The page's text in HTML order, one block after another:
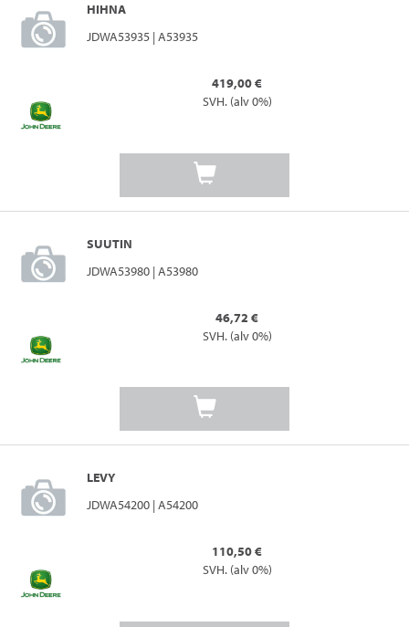
HIHNA
JDWA53935 | A53935
419,00 €
SVH. (alv 0%)
SUUTIN
JDWA53980 | A53980
46,72 €
SVH. (alv 0%)
LEVY
JDWA54200 | A54200
110,50 €
SVH. (alv 0%)